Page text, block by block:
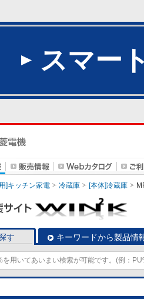
スマー
]キッチン家電 冷蔵庫 [本体]冷蔵庫
す キーワードから製品情